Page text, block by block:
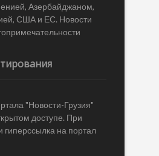
Азербайджаном,
США и ЕС. Новости
"Новости-Грузия"
доступе. При
гиперссылка на портал